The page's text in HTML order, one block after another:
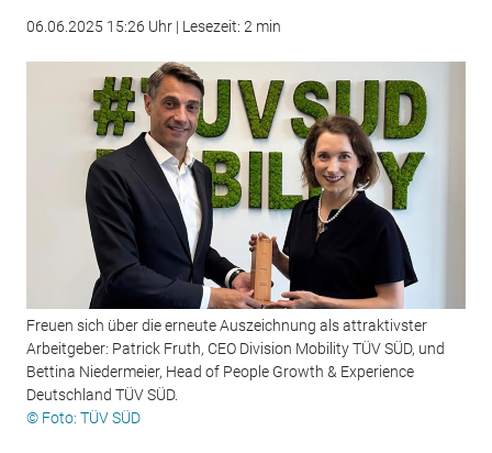
06.06.2025 15:26 Uhr | Lesezeit: 2 min
Freuen sich über die erneute Auszeichnung als attraktivster
Arbeitgeber: Patrick Fruth, CEO Division Mobility TÜV SÜD, und
Bettina Niedermeier, Head of People Growth & Experience
Deutschland TÜV SÜD.
© Foto: TÜV SÜD